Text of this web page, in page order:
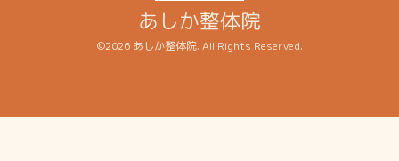
あしか整体院
©2026 あしか整体院. All Rights Reserved.